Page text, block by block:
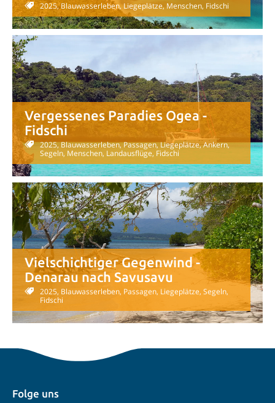
2025, Blauwasserleben, Liegeplätze, Menschen, Fidschi
Vergessenes Paradies Ogea -
Fidschi
2025, Blauwasserleben, Passagen, Liegeplätze, Ankern,
Segeln, Menschen, Landausflüge, Fidschi
Vielschichtiger Gegenwind -
Denarau nach Savusavu
2025, Blauwasserleben, Passagen, Liegeplätze, Segeln,
Fidschi
Folge uns